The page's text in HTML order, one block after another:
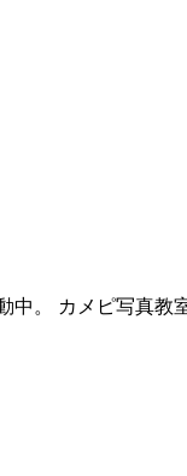
。 カメピ写真教